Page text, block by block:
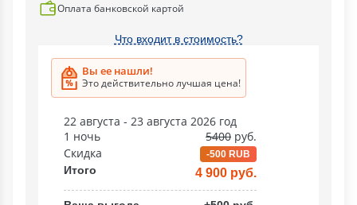
Оплата банковской картой
Что входит в стоимость?
Вы ее нашли!
Это действительно лучшая цена!
22 августа - 23 августа 2026 год
1 ночь
5400 руб.
Скидка
-500 RUB
Итого 4 900 руб.